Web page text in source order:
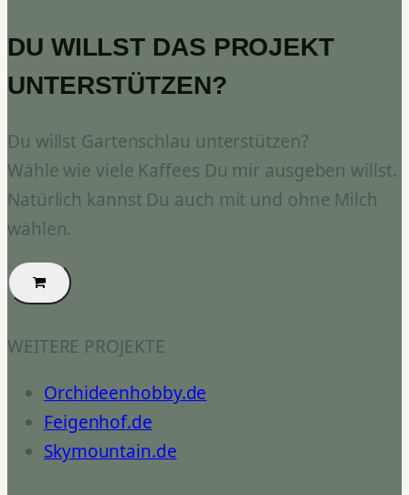
DU WILLST DAS PROJEKT
UNTERSTÜTZEN?
Du willst Gartenschlau unterstützen?
Wähle wie viele Kaffees Du mir ausgeben willst.
Natürlich kannst Du auch mit und ohne Milch
wählen.
WEITERE PROJEKTE
Orchideenhobby.de
Feigenhof.de
Skymountain.de